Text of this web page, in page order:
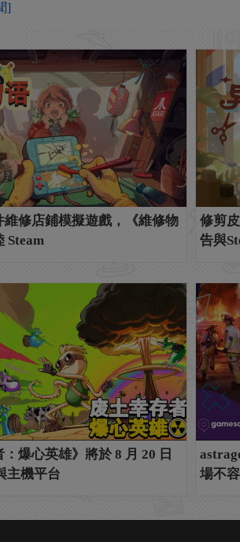
]
維修店鋪模擬遊戲，《維修物
Steam
修剪
告與
：爆心英雄》將於 8 月 20 日
主機平台
場不